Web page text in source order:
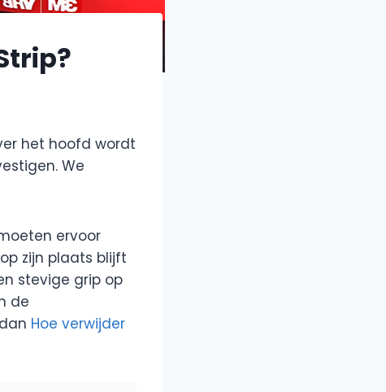
het hoofd wordt
We
ervoor
zijn plaats blijft
stevige grip op
de
Hoe verwijder